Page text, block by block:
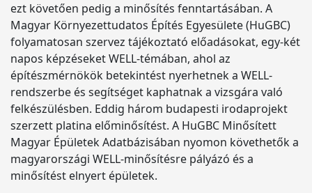
ezt követően pedig a minősítés fenntartásában. A
Magyar Környezettudatos Építés Egyesülete (HuGBC)
folyamatosan szervez tájékoztató előadásokat, egy-két
napos képzéseket WELL-témában, ahol az
építészmérnökök betekintést nyerhetnek a WELL-
rendszerbe és segítséget kaphatnak a vizsgára való
felkészülésben. Eddig három budapesti irodaprojekt
szerzett platina előminősítést. A HuGBC Minősített
Magyar Épületek Adatbázisában nyomon követhetők a
magyarországi WELL-minősítésre pályázó és a
minősítést elnyert épületek.